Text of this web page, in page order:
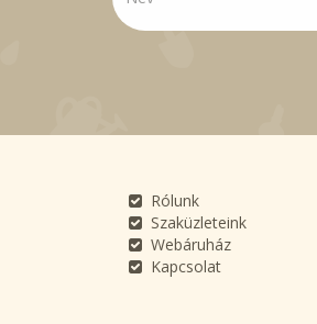
Rólunk
Szaküzleteink
Webáruház
Kapcsolat